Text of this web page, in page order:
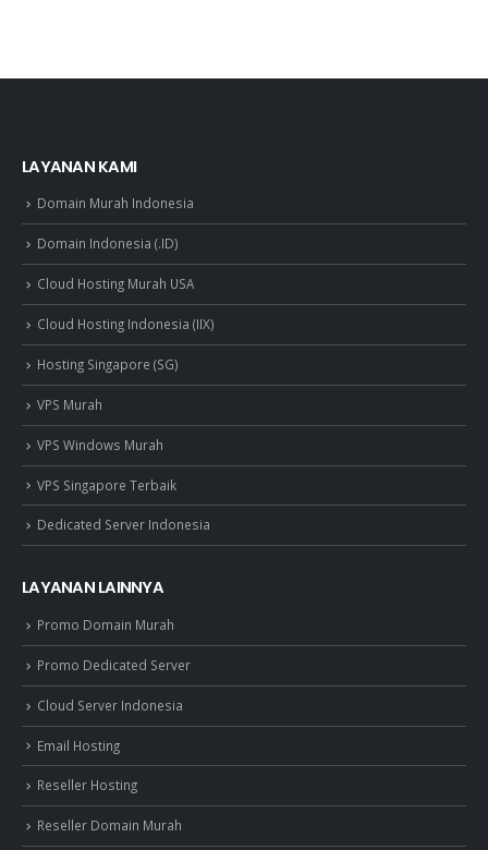
LAYANAN KAMI
Domain Murah Indonesia
Domain Indonesia (.ID)
Cloud Hosting Murah USA
Cloud Hosting Indonesia (IIX)
Hosting Singapore (SG)
VPS Murah
VPS Windows Murah
VPS Singapore Terbaik
Dedicated Server Indonesia
LAYANAN LAINNYA
Promo Domain Murah
Promo Dedicated Server
Cloud Server Indonesia
Email Hosting
Reseller Hosting
Reseller Domain Murah